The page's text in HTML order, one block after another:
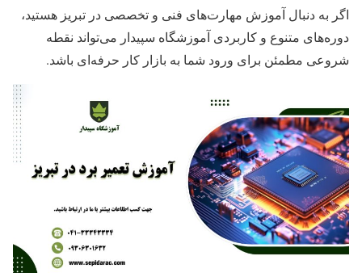
اگر به دنبال آموزش مهارت‌های فنی و تخصصی در تبریز هستید،
دوره‌های متنوع و کاربردی آموزشگاه سپیدار می‌تواند نقطه
شروعی مطمئن برای ورود شما به بازار کار حرفه‌ای باشد.